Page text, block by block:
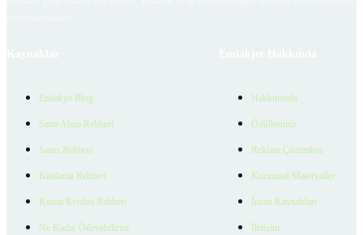
Emlakjet Blog
Satın Alma Rehberi
Satıcı Rehberi
Kiralama Rehberi
Konut Kredisi Rehberi
Ne Kadar Ödeyebilirim
Hakkımızda
Ödüllerimiz
Reklam Çözümleri
Kurumsal Materyaller
İnsan Kaynakları
İletişim